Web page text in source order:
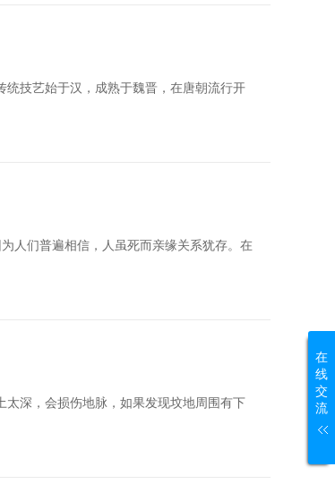
技艺始于汉，成熟于魏晋，在唐朝流行开
人们普遍相信，人虽死而亲缘关系犹存。在
深，会损伤地脉，如果发现坟地周围有下
在
线
交
流